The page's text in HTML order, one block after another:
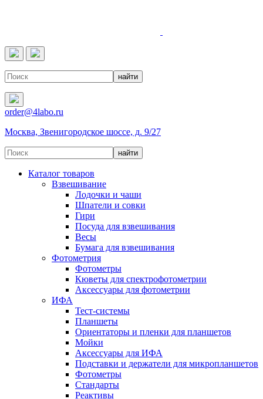
order@4labo.ru
Москва, Звенигородское шоссе, д. 9/27
Каталог товаров
Взвешивание
Лодочки и чаши
Шпатели и совки
Гири
Посуда для взвешивания
Весы
Бумага для взвешивания
Фотометрия
Фотометры
Кюветы для спектрофотометрии
Аксессуары для фотометрии
ИФА
Тест-системы
Планшеты
Ориентаторы и пленки для планшетов
Мойки
Аксессуары для ИФА
Подставки и держатели для микропланшетов
Фотометры
Стандарты
Реактивы